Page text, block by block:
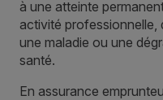
à une atteinte
activité professionnelle,
une maladie ou une
santé.
En assurance